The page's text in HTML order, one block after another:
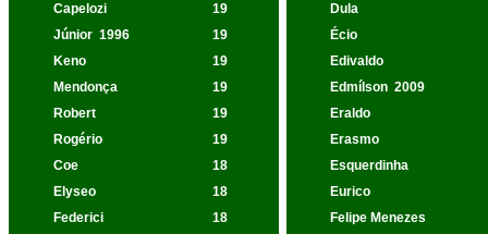
Capelozi
19
Dula
Júnior 1996 19
Écio
Keno
19
Edivaldo
Mendonça
19 Edmílson 2009
Robert
19
Eraldo
Rogério
19
Erasmo
Coe
18
Esquerdinha
Elyseo
18
Eurico
Federici
18
Felipe Menezes